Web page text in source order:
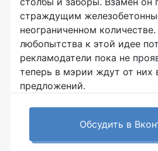
страждущим
неограниченном
любопытства к этой идее
рекламодатели пока не
теперь в мэрии ждут от них
предложений.
Обсудить в